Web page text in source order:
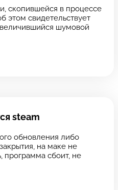
скопившейся в процессе
этом свидетельствует
шумовой
steam
обновления либо
на маке не
программа сбоит, не
который хотите